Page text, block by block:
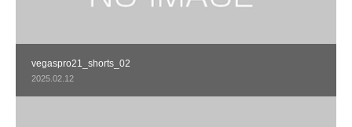
vegaspro21_shorts_02
2025.02.12